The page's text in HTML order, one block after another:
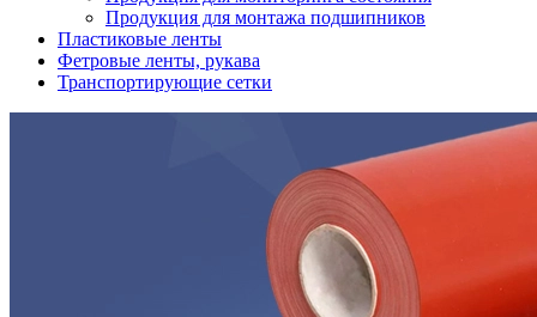
Продукция для монтажа подшипников
Пластиковые ленты
Фетровые ленты, рукава
Транспортирующие сетки